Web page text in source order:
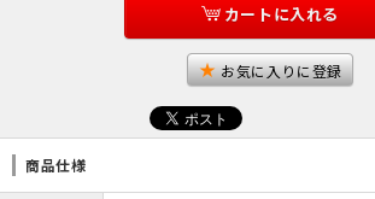
カートに入れる
お気に入りに登録
商品仕様